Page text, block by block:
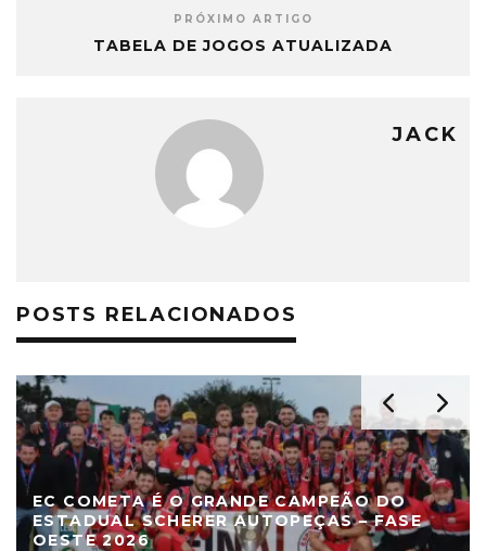
PRÓXIMO ARTIGO
TABELA DE JOGOS ATUALIZADA
JACK
POSTS RELACIONADOS
É O GRANDE CAMPEÃO DO
SCHERER AUTOPEÇAS – FASE
2026
PINHAL
OESTE